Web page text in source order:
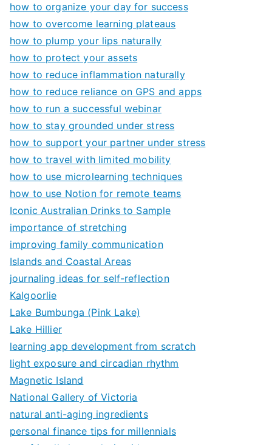
how to organize your day for success
how to overcome learning plateaus
how to plump your lips naturally
how to protect your assets
how to reduce inflammation naturally
how to reduce reliance on GPS and apps
how to run a successful webinar
how to stay grounded under stress
how to support your partner under stress
how to travel with limited mobility
how to use microlearning techniques
how to use Notion for remote teams
Iconic Australian Drinks to Sample
importance of stretching
improving family communication
Islands and Coastal Areas
journaling ideas for self-reflection
Kalgoorlie
Lake Bumbunga (Pink Lake)
Lake Hillier
learning app development from scratch
light exposure and circadian rhythm
Magnetic Island
National Gallery of Victoria
natural anti-aging ingredients
personal finance tips for millennials